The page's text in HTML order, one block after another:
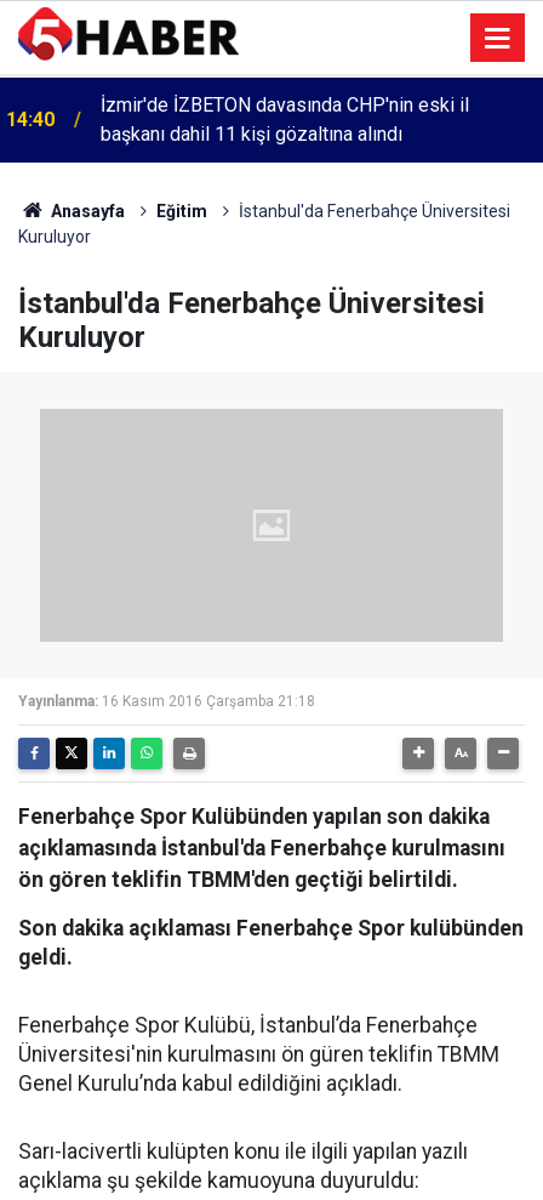
14:40
İzmir'de İZBETON davasında CHP'nin eski il
başkanı dahil 11 kişi gözaltına alındı
Anasayfa Eğitim
İstanbul'da Fenerbahçe Üniversitesi
Kuruluyor
İstanbul'da Fenerbahçe Üniversitesi
Kuruluyor
Yayınlanma: 16 Kasım 2016 Çarşamba 21:18
Fenerbahçe Spor Kulübünden yapılan son dakika
açıklamasında İstanbul'da Fenerbahçe kurulmasını
ön gören teklifin TBMM'den geçtiği belirtildi.
Son dakika açıklaması Fenerbahçe Spor kulübünden
geldi.
Fenerbahçe Spor Kulübü, İstanbul’da Fenerbahçe
Üniversitesi'nin kurulmasını ön güren teklifin TBMM
Genel Kurulu’nda kabul edildiğini açıkladı.
Sarı-lacivertli kulüpten konu ile ilgili yapılan yazılı
açıklama şu şekilde kamuoyuna duyuruldu: